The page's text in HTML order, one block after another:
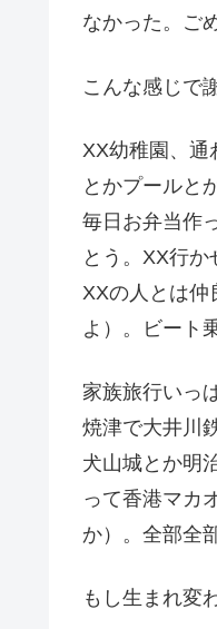
なかった。ご
こんな感じで
XX幼稚園、通
とかプールと
毎日お弁当作
とう。XX行か
XXの人とは仲
よ）。
ビート
家族旅行いっ
焼津で大井川
犬山城とか明
って香港マカ
か）。全部全
もし生まれ変